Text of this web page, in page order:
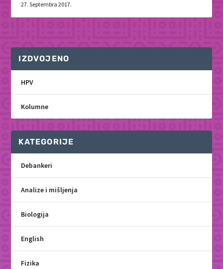
27. Septembra 2017.
IZDVOJENO
HPV
Kolumne
KATEGORIJE
Debankeri
Analize i mišljenja
Biologija
English
Fizika